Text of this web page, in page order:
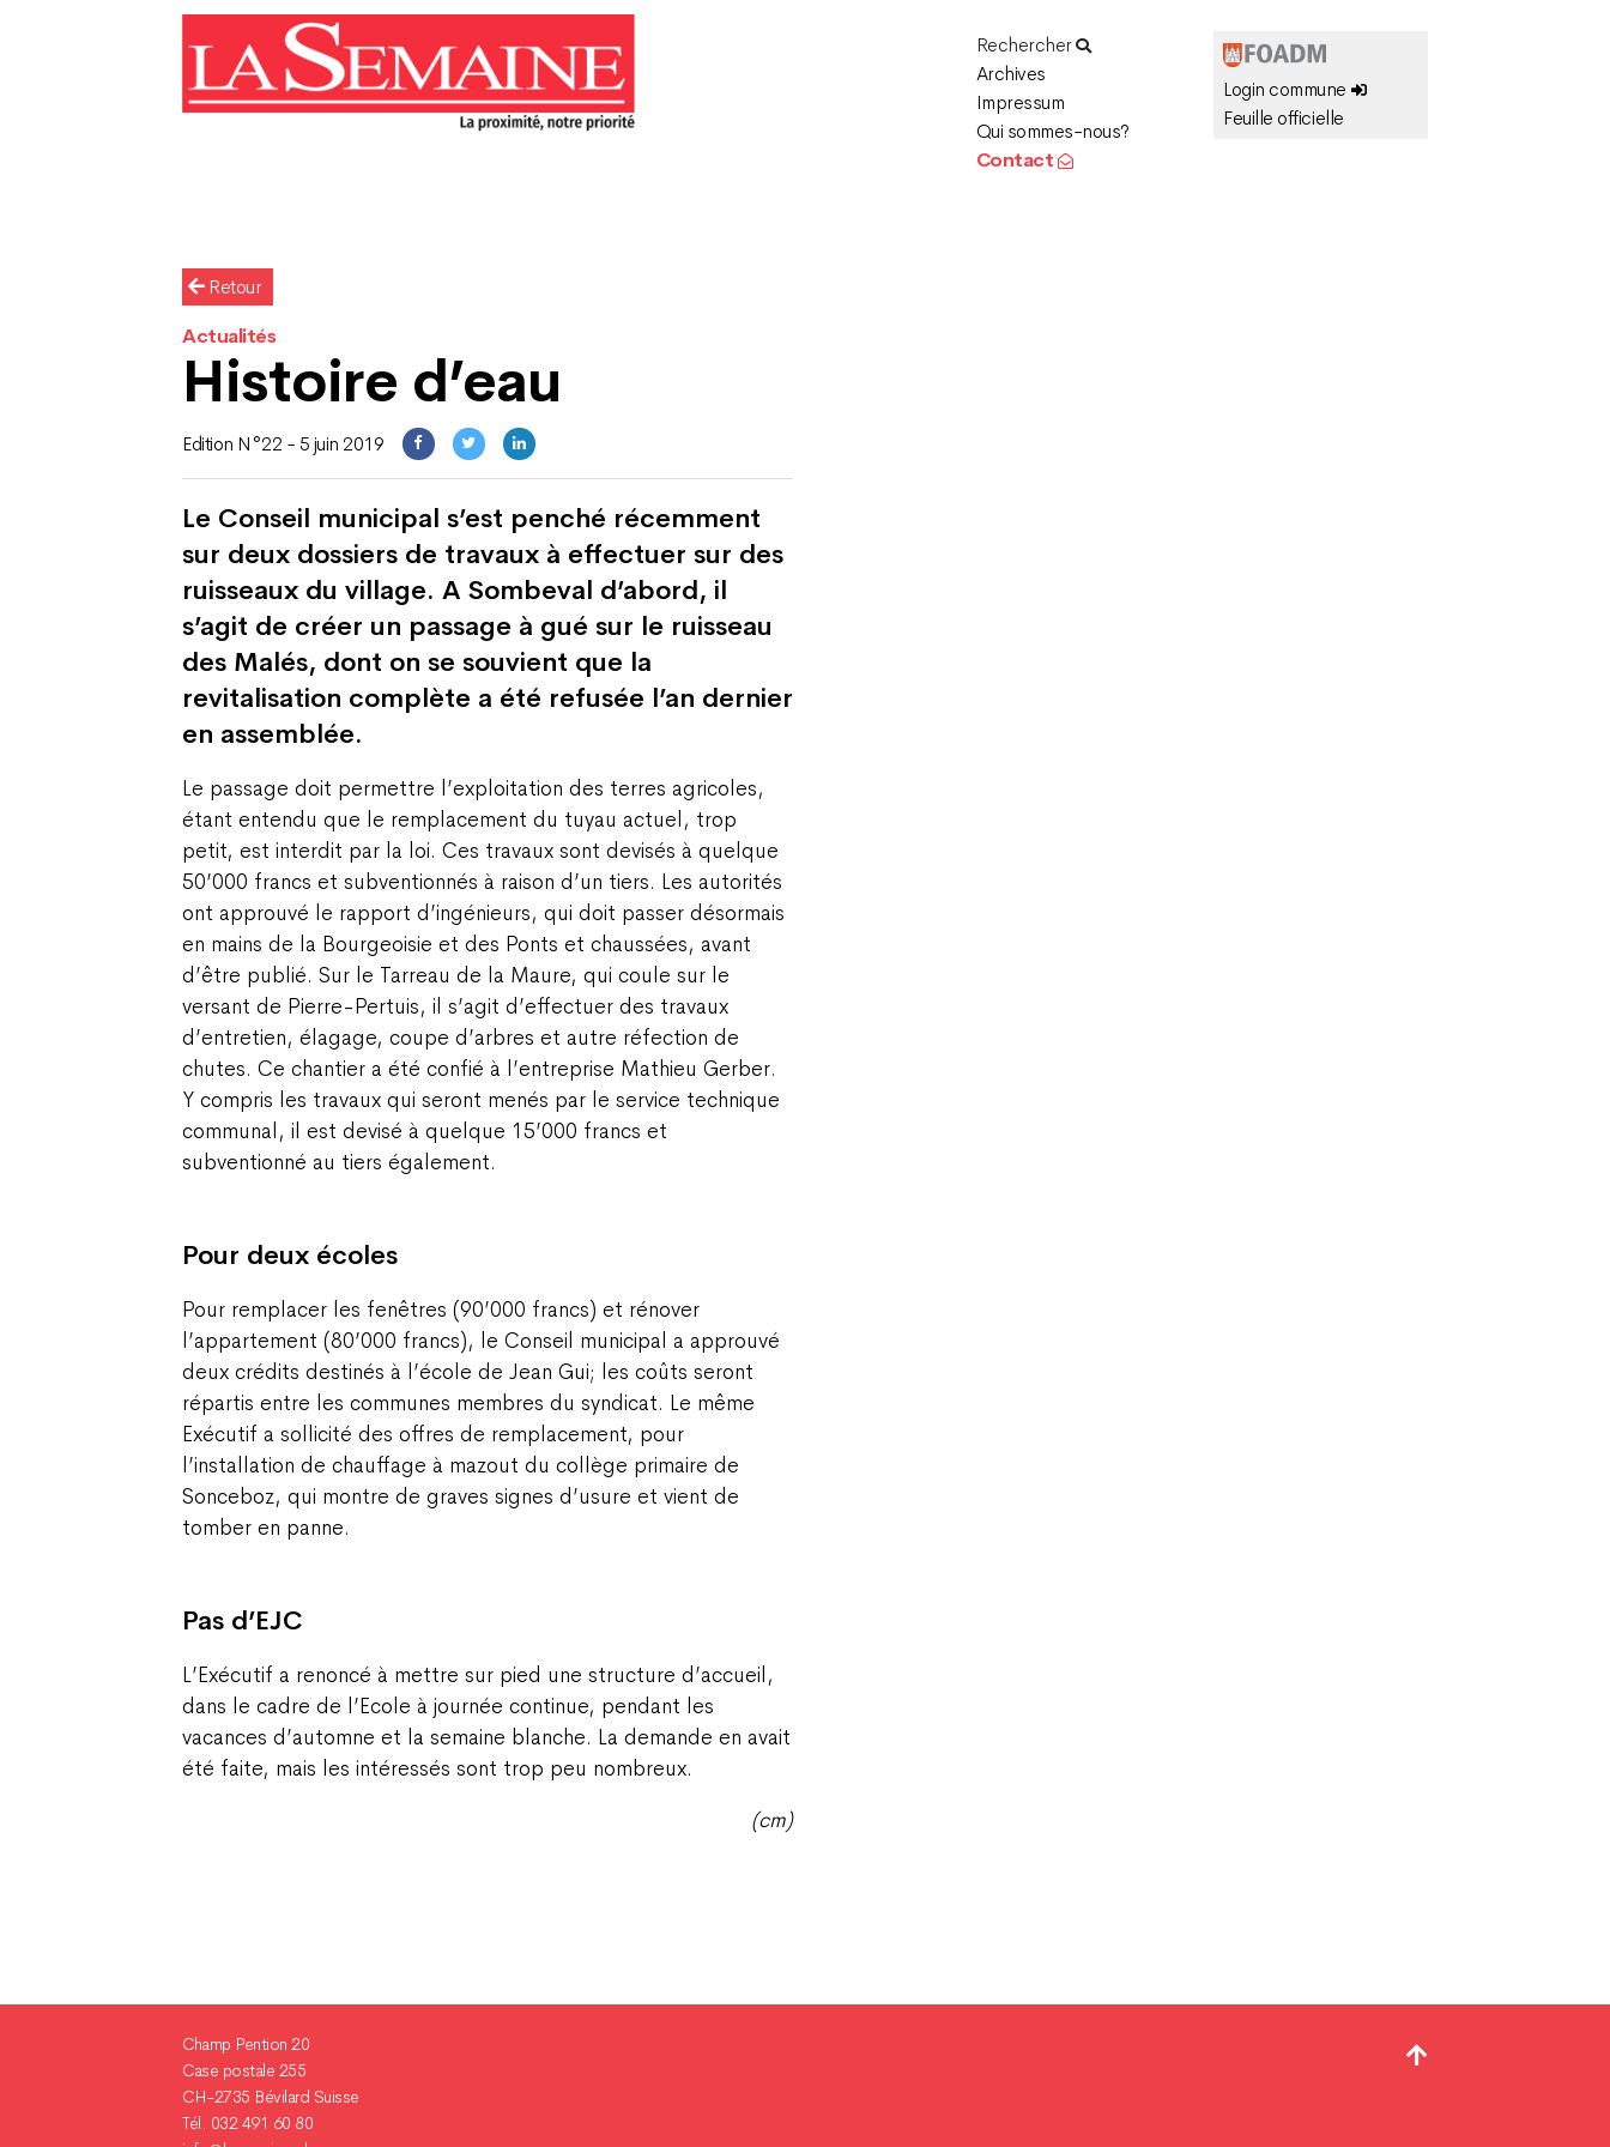
Rechercher
Archives
Impressum
Qui sommes-nous?
Contact
Login commune
Feuille officielle
Retour
Actualités
Histoire d’eau
Edition N°22 - 5 juin 2019
Le Conseil municipal s’est penché récemment
sur deux dossiers de travaux à effectuer sur des
ruisseaux du village. A Sombeval d’abord, il
s’agit de créer un passage à gué sur le ruisseau
des Malés, dont on se souvient que la
revitalisation complète a été refusée l’an dernier
en assemblée.
Le passage doit permettre l’exploitation des terres agricoles,
étant entendu que le remplacement du tuyau actuel, trop
petit, est interdit par la loi. Ces travaux sont devisés à quelque
50’000 francs et subventionnés à raison d’un tiers. Les autorités
ont approuvé le rapport d’ingénieurs, qui doit passer désormais
en mains de la Bourgeoisie et des Ponts et chaussées, avant
d’être publié. Sur le Tarreau de la Maure, qui coule sur le
versant de Pierre-Pertuis, il s’agit d’effectuer des travaux
d’entretien, élagage, coupe d’arbres et autre réfection de
chutes. Ce chantier a été confié à l’entreprise Mathieu Gerber.
Y compris les travaux qui seront menés par le service technique
communal, il est devisé à quelque 15’000 francs et
subventionné au tiers également.
Pour deux écoles
Pour remplacer les fenêtres (90’000 francs) et rénover
l’appartement (80’000 francs), le Conseil municipal a approuvé
deux crédits destinés à l’école de Jean Gui; les coûts seront
répartis entre les communes membres du syndicat. Le même
Exécutif a sollicité des offres de remplacement, pour
l’installation de chauffage à mazout du collège primaire de
Sonceboz, qui montre de graves signes d’usure et vient de
tomber en panne.
Pas d’EJC
L’Exécutif a renoncé à mettre sur pied une structure d’accueil,
dans le cadre de l’Ecole à journée continue, pendant les
vacances d’automne et la semaine blanche. La demande en avait
été faite, mais les intéressés sont trop peu nombreux.
(cm)
Champ Pention 20
Case postale 255
CH-2735 Bévilard Suisse
Tél. 032 491 60 80